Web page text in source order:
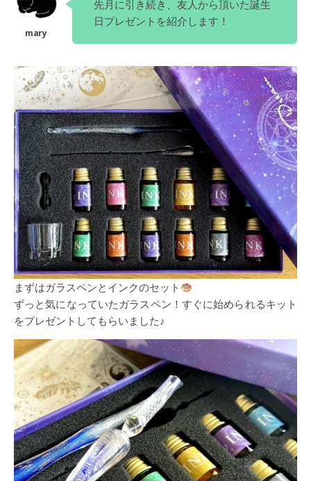
先月に引き続き、友人から頂いた誕生
日プレゼントを紹介します！
まずはガラスペンとインクのセット
ずっと気になっていたガラスペン！すぐに始められるキット
をプレゼントしてもらいました♪